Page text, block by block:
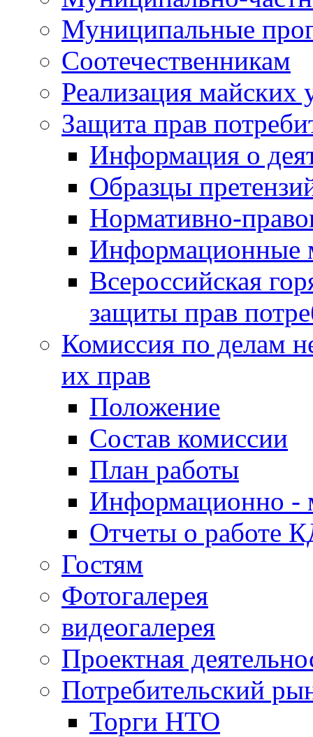
Муниципальные
Соотечественникам
Реализация майских
Защита прав
Информация о
Образцы
Нормативно-
Информационные
Всероссийская
защиты прав
Комиссия по делам
их прав
Положение
Состав комиссии
План работы
Информационно -
Отчеты о работе
Гостям
Фотогалерея
видеогалерея
Проектная
Потребительский
Торги НТО